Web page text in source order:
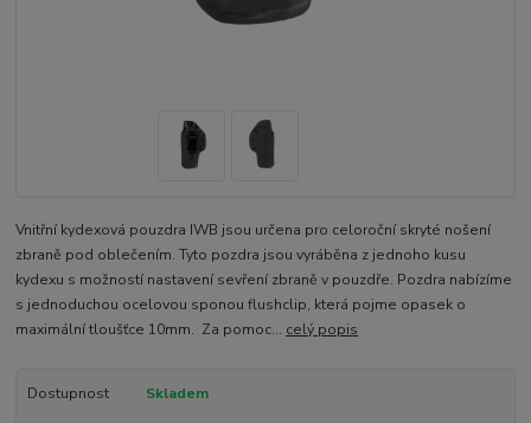
Vnitřní kydexová pouzdra IWB jsou určena pro celoroční skryté nošení
zbraně pod oblečením. Tyto pozdra jsou vyráběna z jednoho kusu
kydexu s možností nastavení sevření zbraně v pouzdře. Pozdra nabízíme
s jednoduchou ocelovou sponou flushclip, která pojme opasek o
maximální tloušťce 10mm. Za pomoc... celý popis
Dostupnost Skladem